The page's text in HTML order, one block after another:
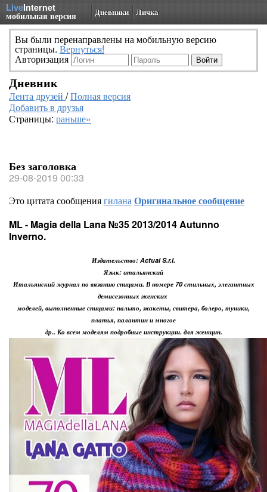
LiveInternet
мобильная версия Дневники Личка
Вы были перенаправлены на мобильную версию
страницы. Вернуться!
Авторизация
Дневник
Лента друзей /Полная версия
Добавить в друзья
Страницы: раньше»
Без заголовка
29-08-2019 00:33
Это цитата сообщениягиланаОригинальное сообщение
ML - Magia della Lana №35 2013/2014 Autunno
Inverno.
Издательство: Actual S.r.l.
Язык: итальянский
Итальянский журнал по вязанию спицами. В номере 70 стильных, элегантных
демисезонных женских
моделей, выполненные спицами: пальто, жакеты, свитера, болеро, туники,
платья, палантин и многое
др.. Ко всем моделям подробные инструкции. для женщин.